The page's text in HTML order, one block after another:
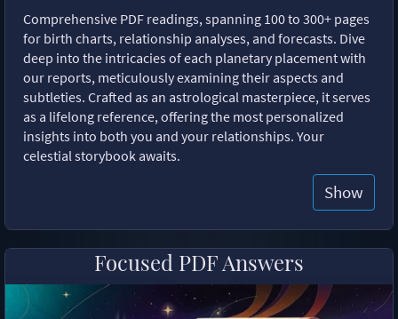
Comprehensive PDF readings, spanning 100 to 300+ pages
for birth charts, relationship analyses, and forecasts. Dive
deep into the intricacies of each planetary placement with
our reports, meticulously examining their aspects and
subtleties. Crafted as an astrological masterpiece, it serves
as a lifelong reference, offering the most personalized
insights into both you and your relationships. Your
celestial storybook awaits.
Show
Focused PDF Answers